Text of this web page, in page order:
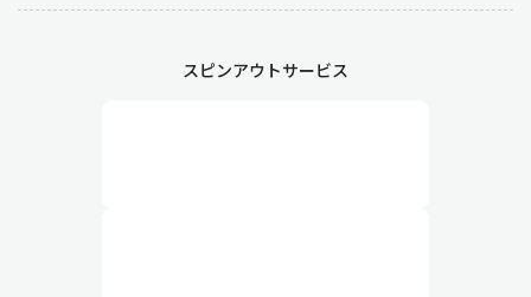
スピンアウトサービス